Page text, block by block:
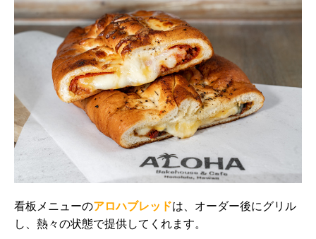
看板メニューのアロハブレッドは、オーダー後にグリル
し、熱々の状態で提供してくれます。